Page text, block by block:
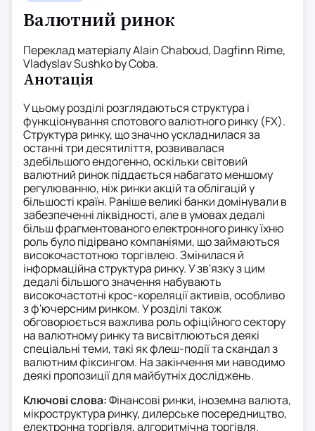
Валютний ринок
Переклад матеріалу Alain Chaboud, Dagfinn Rime,
Vladyslav Sushko by Coba.
Анотація
У цьому розділі розглядаються структура і
функціонування спотового валютного ринку (FX).
Структура ринку, що значно ускладнилася за
останні три десятиліття, розвивалася
здебільшого ендогенно, оскільки світовий
валютний ринок піддається набагато меншому
регулюванню, ніж ринки акцій та облігацій у
більшості країн. Раніше великі банки домінували в
забезпеченні ліквідності, але в умовах дедалі
більш фрагментованого електронного ринку їхню
роль було підірвано компаніями, що займаються
високочастотною торгівлею. Змінилася й
інформаційна структура ринку. У зв'язку з цим
дедалі більшого значення набувають
високочастотні крос-кореляції активів, особливо
з ф'ючерсним ринком. У розділі також
обговорюється важлива роль офіційного сектору
на валютному ринку та висвітлюються деякі
спеціальні теми, такі як флеш-події та скандал з
валютним фіксингом. На закінчення ми наводимо
деякі пропозиції для майбутніх досліджень.
Ключові слова:Фінансові ринки, іноземна валюта,
мікроструктура ринку, дилерське посередництво,
електронна торгівля, алгоритмічна торгівля.